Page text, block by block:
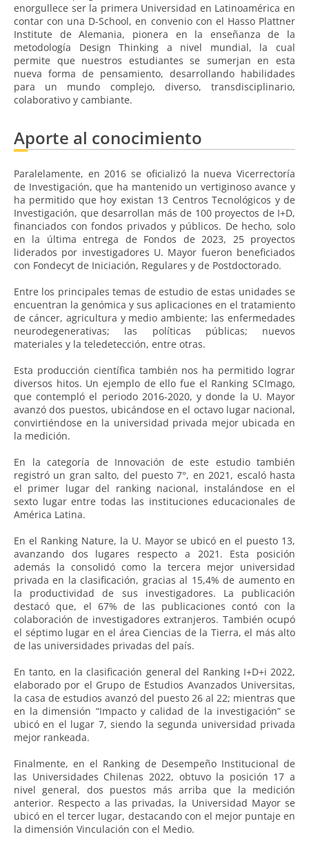
enorgullece ser la primera Universidad en Latinoamérica en
contar con una D-School, en convenio con el Hasso Plattner
Institute de Alemania, pionera en la enseñanza de la
metodología Design Thinking a nivel mundial, la cual
permite que nuestros estudiantes se sumerjan en esta
nueva forma de pensamiento, desarrollando habilidades
para un mundo complejo, diverso, transdisciplinario,
colaborativo y cambiante.
Aporte al conocimiento
Paralelamente, en 2016 se oficializó la nueva Vicerrectoría
de Investigación, que ha mantenido un vertiginoso avance y
ha permitido que hoy existan 13 Centros Tecnológicos y de
Investigación, que desarrollan más de 100 proyectos de I+D,
financiados con fondos privados y públicos. De hecho, solo
en la última entrega de Fondos de 2023, 25 proyectos
liderados por investigadores U. Mayor fueron beneficiados
con Fondecyt de Iniciación, Regulares y de Postdoctorado.
Entre los principales temas de estudio de estas unidades se
encuentran la genómica y sus aplicaciones en el tratamiento
de cáncer, agricultura y medio ambiente; las enfermedades
neurodegenerativas; las políticas públicas; nuevos
materiales y la teledetección, entre otras.
Esta producción científica también nos ha permitido lograr
diversos hitos. Un ejemplo de ello fue el Ranking SCImago,
que contempló el periodo 2016-2020, y donde la U. Mayor
avanzó dos puestos, ubicándose en el octavo lugar nacional,
convirtiéndose en la universidad privada mejor ubicada en
la medición.
En la categoría de Innovación de este estudio también
registró un gran salto, del puesto 7°, en 2021, escaló hasta
el primer lugar del ranking nacional, instalándose en el
sexto lugar entre todas las instituciones educacionales de
América Latina.
En el Ranking Nature, la U. Mayor se ubicó en el puesto 13,
avanzando dos lugares respecto a 2021. Esta posición
además la consolidó como la tercera mejor universidad
privada en la clasificación, gracias al 15,4% de aumento en
la productividad de sus investigadores. La publicación
destacó que, el 67% de las publicaciones contó con la
colaboración de investigadores extranjeros. También ocupó
el séptimo lugar en el área Ciencias de la Tierra, el más alto
de las universidades privadas del país.
En tanto, en la clasificación general del Ranking I+D+i 2022,
elaborado por el Grupo de Estudios Avanzados Universitas,
la casa de estudios avanzó del puesto 26 al 22; mientras que
en la dimensión “Impacto y calidad de la investigación” se
ubicó en el lugar 7, siendo la segunda universidad privada
mejor rankeada.
Finalmente, en el Ranking de Desempeño Institucional de
las Universidades Chilenas 2022, obtuvo la posición 17 a
nivel general, dos puestos más arriba que la medición
anterior. Respecto a las privadas, la Universidad Mayor se
ubicó en el tercer lugar, destacando con el mejor puntaje en
la dimensión Vinculación con el Medio.